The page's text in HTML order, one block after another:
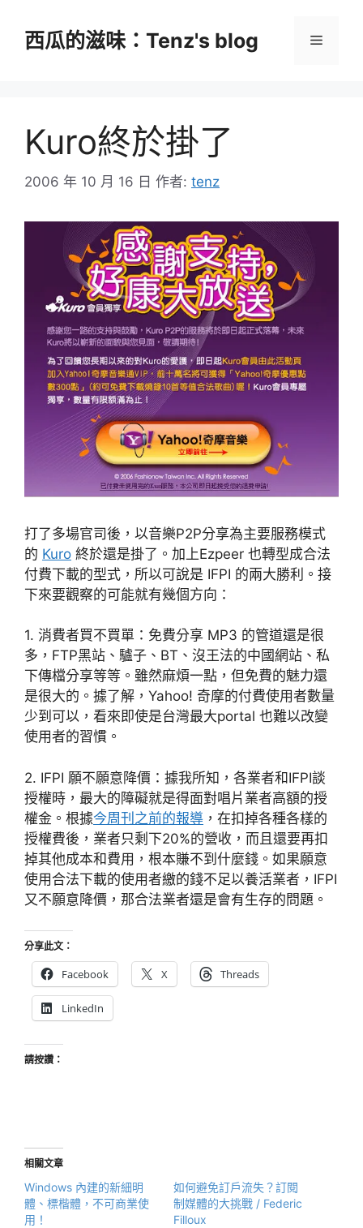
西瓜的滋味：Tenz's blog 選
Kuro終於掛了
2006 年 10 月 16 日 作者: tenz
打了多場官司後，以音樂P2P分享為主要服務模式
的 Kuro 終於還是掛了。加上Ezpeer 也轉型成合法
付費下載的型式，所以可說是 IFPI 的兩大勝利。接
下來要觀察的可能就有幾個方向：
1. 消費者買不買單：免費分享 MP3 的管道還是很
多，FTP黑站、驢子、BT、沒王法的中國網站、私
下傳檔分享等等。雖然麻煩一點，但免費的魅力還
是很大的。據了解，Yahoo! 奇摩的付費使用者數量
少到可以，看來即使是台灣最大portal 也難以改變
使用者的習慣。
2. IFPI 願不願意降價：據我所知，各業者和IFPI談
授權時，最大的障礙就是得面對唱片業者高額的授
權金。根據今周刊之前的報導 ，在扣掉各種各樣的
授權費後，業者只剩下20%的營收，而且還要再扣
掉其他成本和費用，根本賺不到什麼錢。如果願意
使用合法下載的使用者繳的錢不足以養活業者，IFPI
又不願意降價，那合法業者還是會有生存的問題。
分享此文：
Facebook X Threads
LinkedIn
請按讚：
相關文章
Windows 內建的新細明
體、標楷體，不可商業使
用！
如何避免訂戶流失？訂閱
制媒體的大挑戰 / Federic
Filloux